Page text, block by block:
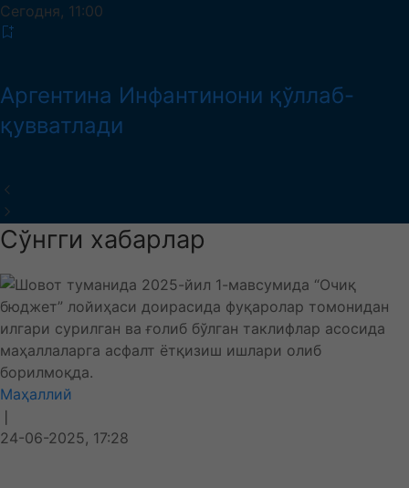
Сегодня, 11:00
Аргентина Инфантинони қўллаб-
қувватлади
Сўнгги хабарлар
Маҳаллий
❘
24-06-2025, 17:28